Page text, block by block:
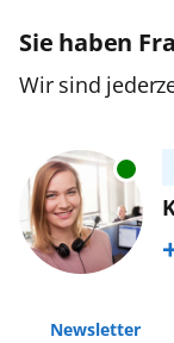
Sie haben
Wir sind
Newsletter